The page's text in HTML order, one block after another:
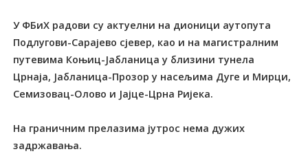
У ФБиХ радови су актуелни на дионици аутопута
Подлугови-Сарајево сјевер, као и на магистралним
путевима Коњиц-Јабланица у близини тунела
Црнаја, Јабланица-Прозор у насељима Дуге и Мирци,
Семизовац-Олово и Јајце-Црна Ријека.
На граничним прелазима јутрос нема дужих
задржавања.